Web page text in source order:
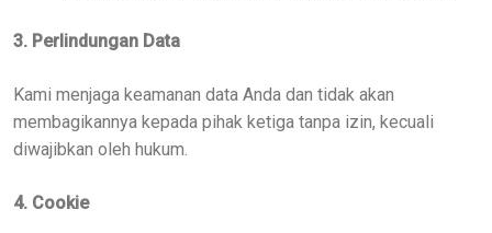
3. Perlindungan Data
Kami menjaga keamanan data Anda dan tidak akan
membagikannya kepada pihak ketiga tanpa izin, kecuali
diwajibkan oleh hukum.
4. Cookie